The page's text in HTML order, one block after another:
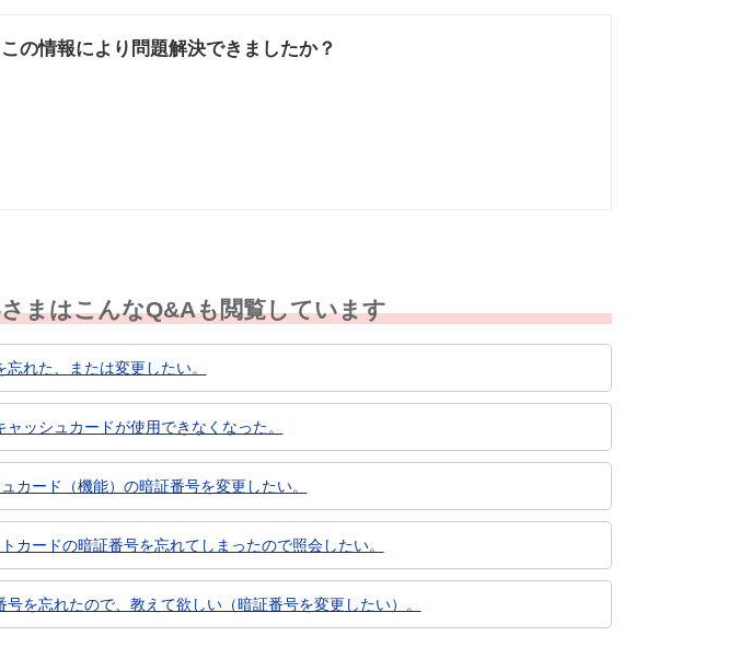
この情報により問題解決できましたか？
まはこんなQ&Aも閲覧しています
れた、または変更したい。
ッシュカードが使用できなくなった。
カード（機能）の暗証番号を変更したい。
カードの暗証番号を忘れてしまったので照会したい。
号を忘れたので、教えて欲しい（暗証番号を変更したい）。